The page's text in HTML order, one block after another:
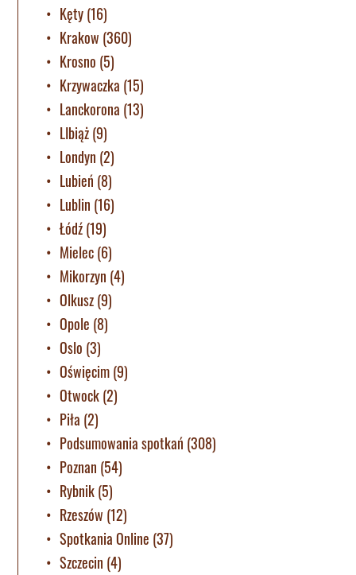
Kęty(16)
Krakow (360)
Krosno (5)
Krzywaczka (15)
Lanckorona (13)
LIbiąż(9)
Londyn (2)
Lubień (8)
Lublin (16)
Łódź(19)
Mielec(6)
Mikorzyn (4)
Olkusz(9)
Opole (8)
Oslo (3)
Oświęcim(9)
Otwock(2)
Piła (2)
Podsumowania spotkań (308)
Poznan (54)
Rybnik(5)
Rzeszów (12)
Spotkania Online (37)
Szczecin (4)